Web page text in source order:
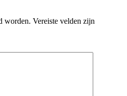
worden. Vereiste velden zijn